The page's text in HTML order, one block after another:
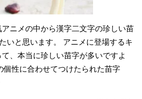
ニメの中から漢字二文字の珍しい苗
いと思います。 アニメに登場するキ
、本当に珍しい苗字が多いですよ
個性に合わせてつけたられた苗字